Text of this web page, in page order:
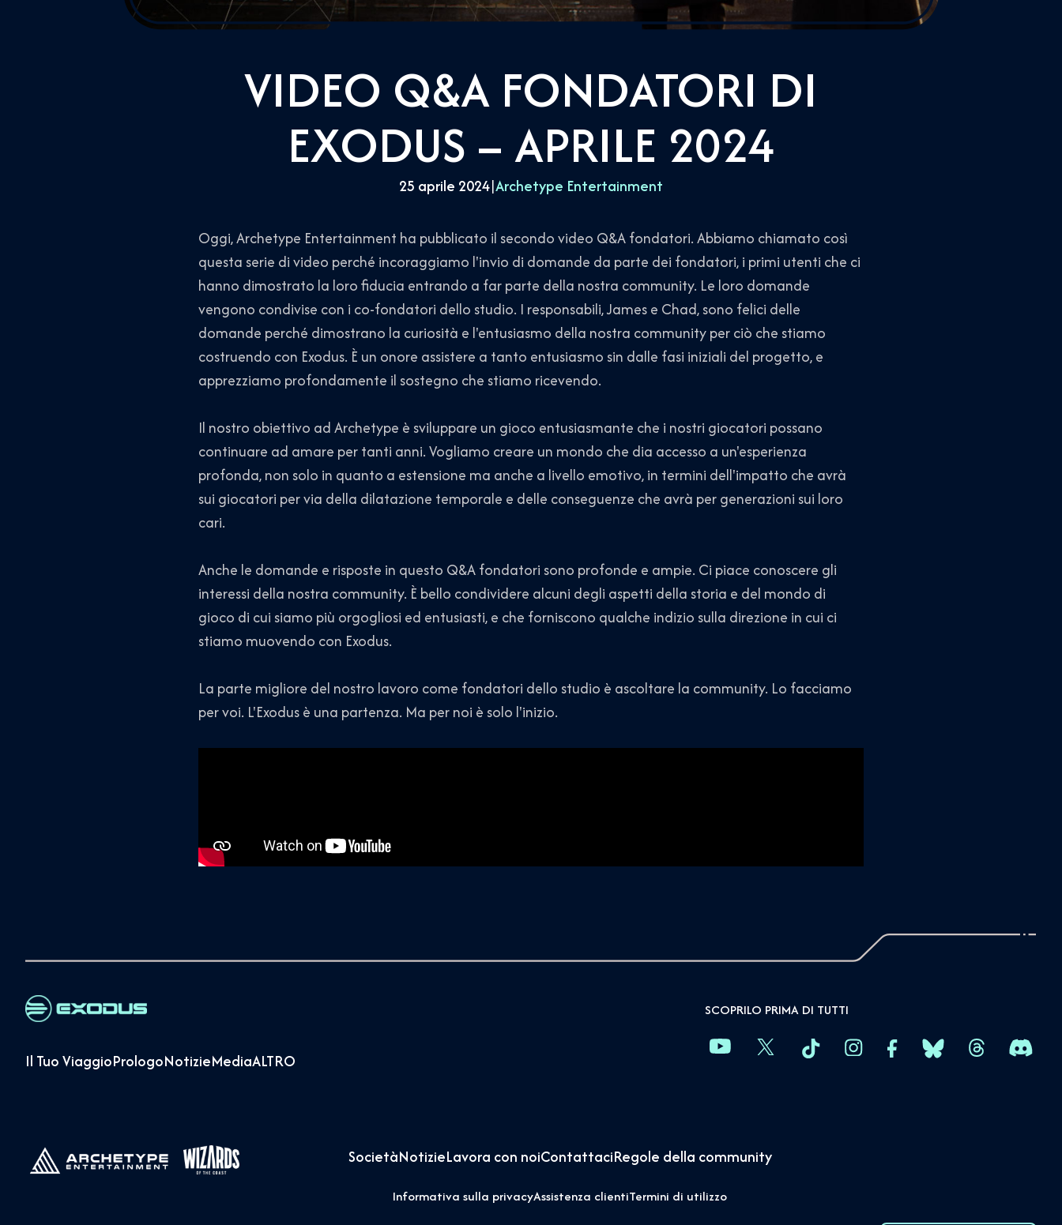
VIDEO Q&A FONDATORI DI
EXODUS – APRILE 2024
25 aprile 2024|Archetype Entertainment
Oggi, Archetype Entertainment ha pubblicato il secondo video Q&A fondatori. Abbiamo chiamato così
questa serie di video perché incoraggiamo l'invio di domande da parte dei fondatori, i primi utenti che ci
hanno dimostrato la loro fiducia entrando a far parte della nostra community. Le loro domande
vengono condivise con i co-fondatori dello studio. I responsabili, James e Chad, sono felici delle
domande perché dimostrano la curiosità e l'entusiasmo della nostra community per ciò che stiamo
costruendo con Exodus. È un onore assistere a tanto entusiasmo sin dalle fasi iniziali del progetto, e
apprezziamo profondamente il sostegno che stiamo ricevendo.
Il nostro obiettivo ad Archetype è sviluppare un gioco entusiasmante che i nostri giocatori possano
continuare ad amare per tanti anni. Vogliamo creare un mondo che dia accesso a un'esperienza
profonda, non solo in quanto a estensione ma anche a livello emotivo, in termini dell'impatto che avrà
sui giocatori per via della dilatazione temporale e delle conseguenze che avrà per generazioni sui loro
cari.
Anche le domande e risposte in questo Q&A fondatori sono profonde e ampie. Ci piace conoscere gli
interessi della nostra community. È bello condividere alcuni degli aspetti della storia e del mondo di
gioco di cui siamo più orgogliosi ed entusiasti, e che forniscono qualche indizio sulla direzione in cui ci
stiamo muovendo con Exodus.
La parte migliore del nostro lavoro come fondatori dello studio è ascoltare la community. Lo facciamo
per voi. L'Exodus è una partenza. Ma per noi è solo l'inizio.
Il Tuo ViaggioPrologoNotizieMediaALTRO
SCOPRILO PRIMA DI TUTTI
SocietàNotizieLavora con noiContattaciRegole della community
Informativa sulla privacyAssistenza clientiTermini di utilizzo